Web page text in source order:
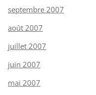
septembre 2007
août 2007
juillet 2007
juin 2007
mai 2007